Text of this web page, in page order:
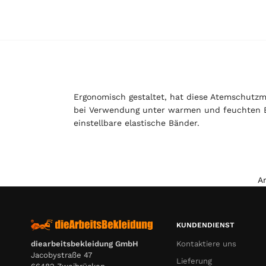
Ergonomisch gestaltet, hat diese
bei Verwendung unter warmen und feuchten
einstellbare elastische Bänder.
diearbeitsbekleidung GmbH
Jacobystraße 47
KUNDENDIENST
Kontaktiere uns
Lieferung